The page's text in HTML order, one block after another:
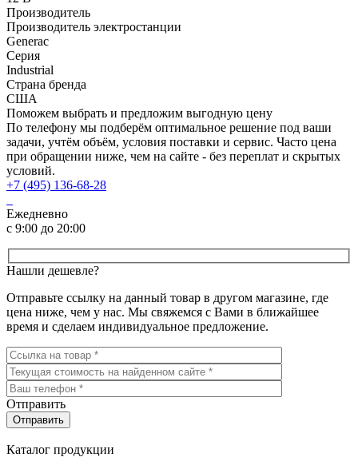
Производитель
Производитель электростанции
Generac
Серия
Industrial
Страна бренда
США
Поможем выбрать и предложим выгодную цену
По телефону мы подберём оптимальное решение под ваши
задачи, учтём объём, условия поставки и сервис. Часто цена
при обращении ниже, чем на сайте - без переплат и скрытых
условий.
+7 (495) 136-68-28
Ежедневно
с 9:00 до 20:00
Нашли дешевле?
Отправьте ссылку на данный товар в другом магазине, где
цена ниже, чем у нас. Мы свяжемся с Вами в ближайшее
время и сделаем индивидуальное предложение.
Отправить
Каталог продукции